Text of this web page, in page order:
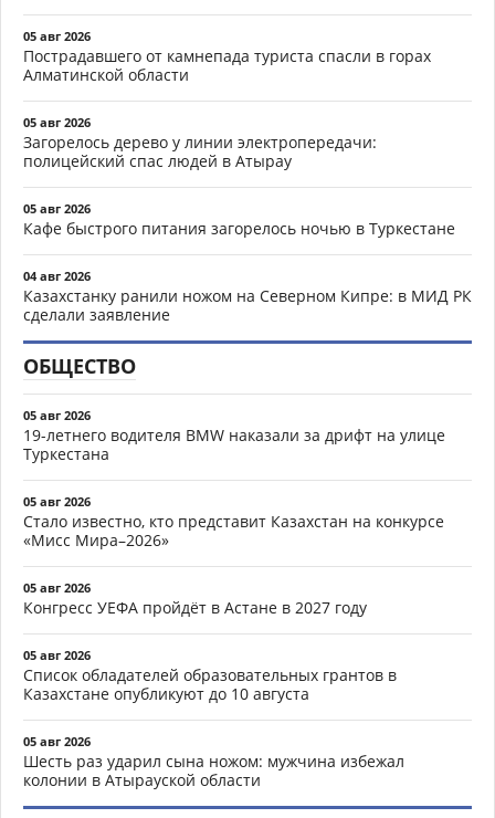
05 авг 2026
Пострадавшего от камнепада туриста спасли в горах
Алматинской области
05 авг 2026
Загорелось дерево у линии электропередачи:
полицейский спас людей в Атырау
05 авг 2026
Кафе быстрого питания загорелось ночью в Туркестане
04 авг 2026
Казахстанку ранили ножом на Северном Кипре: в МИД РК
сделали заявление
ОБЩЕСТВО
05 авг 2026
19-летнего водителя BMW наказали за дрифт на улице
Туркестана
05 авг 2026
Стало известно, кто представит Казахстан на конкурсе
«Мисс Мира–2026»
05 авг 2026
Конгресс УЕФА пройдёт в Астане в 2027 году
05 авг 2026
Список обладателей образовательных грантов в
Казахстане опубликуют до 10 августа
05 авг 2026
Шесть раз ударил сына ножом: мужчина избежал
колонии в Атырауской области